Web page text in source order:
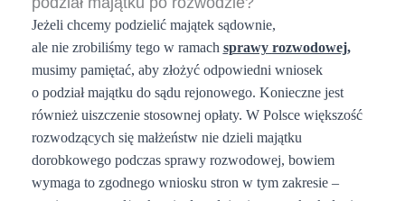
Jeżeli chcemy podzielić majątek sądownie,
ale nie zrobiliśmy tego w ramach sprawy rozwodowej,
musimy pamiętać, aby złożyć odpowiedni wniosek
o podział majątku do sądu rejonowego. Konieczne jest
również uiszczenie stosownej opłaty. W Polsce większość
rozwodzących się małżeństw nie dzieli majątku
dorobkowego podczas sprawy rozwodowej, bowiem
wymaga to zgodnego wniosku stron w tym zakresie –